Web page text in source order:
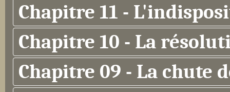
Chapitre 11 -
Chapitre 10 - La
Chapitre 09 - La chute